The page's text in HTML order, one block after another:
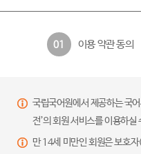
01 이용 약관 동의
국립국어원에서 제공하는 국
전’의 회원 서비스를 이용하실
만 14세 미만인 회원은 보호